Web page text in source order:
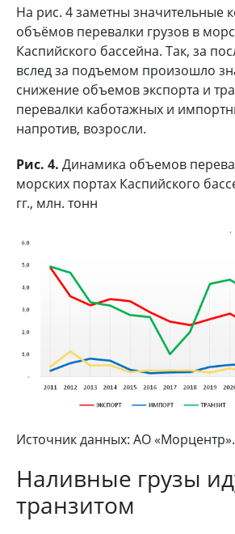
На рис. 4 заметны значительные
объёмов перевалки грузов в
Каспийского бассейна. Так, за
вслед за подъемом произошло
снижение объемов экспорта и
перевалки каботажных и
напротив, возросли.
Рис. 4. Динамика объемов
морских портах Каспийского
гг., млн. тонн
Источник данных: АО «Морцентр».
Наливные грузы
транзитом